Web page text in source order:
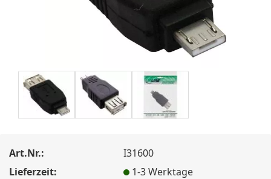
Art.Nr.:
I31600
Lieferzeit:
1-3 Werktage